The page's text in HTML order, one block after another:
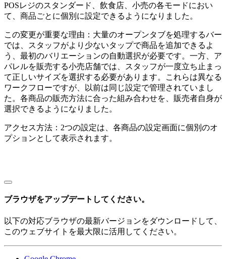
対応端末一覧
決済端末を比較
POSレジのスタンダード、飲食店、小売の各モードにおい
て、商品ごとに個別に設定できるようになりました。
この変更が重要な理由：大量のオープンタブを処理するバー
では、スタッフがより少ないタップで商品を追加できるよ
う、最初のバリエーションの自動選択が必要です。一方、ア
パレルを販売する小売店舗では、スタッフが一度立ち止まっ
て正しいサイズを選択する必要があります。これらは異なる
ワークフローですが、以前は同じ設定で管理されていまし
た。各商品の販売方法に合った組み合わせを、販売者自身が
選択できるようになりました。
アクセス方法：2つの設定は、各商品の設定画面に個別のオ
プションとして表示されます。
ブラウザをアップデートしてください。
以下の対応ブラウザの最新バージョンをダウンロードして、
このウェブサイトを最大限に活用してください。